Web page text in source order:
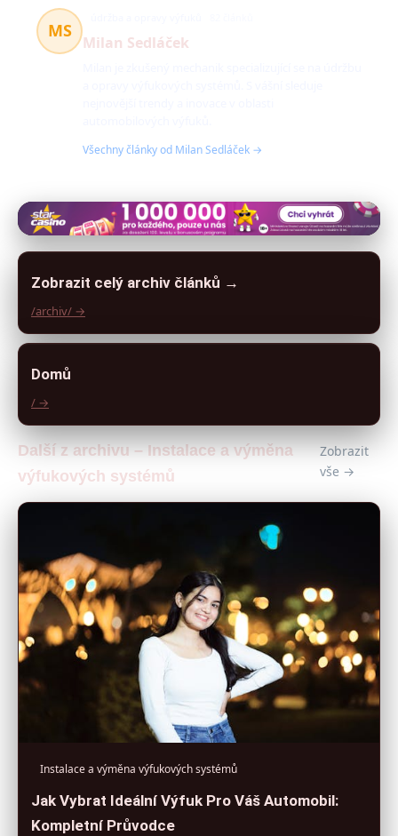
MS
Milan Sedláček
Všechny články od Milan Sedláček →
Zobrazit celý archiv článků →
/archiv/ →
Domů
/ →
Další z archivu – Instalace a výměna
výfukových systémů
Zobrazit
vše →
Instalace a výměna výfukových systémů
Jak Vybrat Ideální Výfuk Pro Váš Automobil:
Kompletní Průvodce